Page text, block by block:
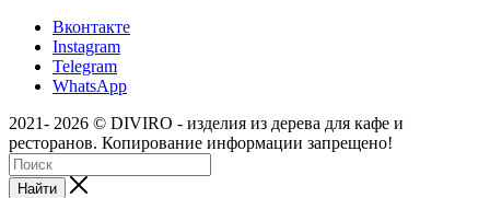
Вконтакте
Instagram
Telegram
WhatsApp
2021- 2026 © DIVIRO - изделия из дерева для кафе и
ресторанов. Копирование информации запрещено!
Найти